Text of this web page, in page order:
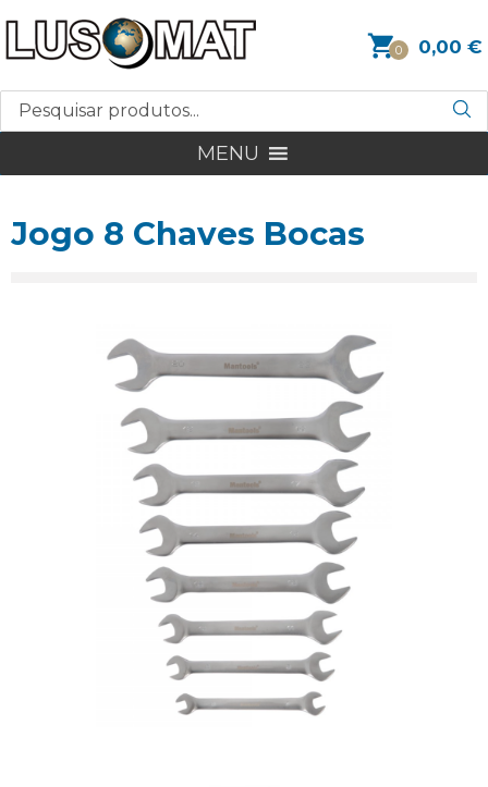
0 0,00 €
MENU
Jogo 8 Chaves Bocas